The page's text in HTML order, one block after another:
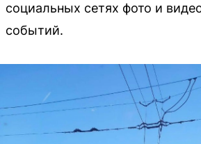
социальных сетях фото и
событий.